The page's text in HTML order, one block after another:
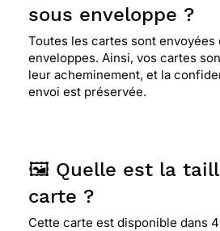
sous enveloppe ?
Toutes les cartes sont envoyées
enveloppes. Ainsi, vos cartes
leur acheminement, et la
envoi est préservée.
🖼️ Quelle est la
carte ?
Cette carte est disponible dans